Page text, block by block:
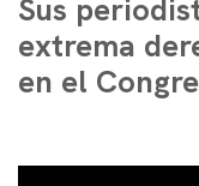
Sus
extrema
en el